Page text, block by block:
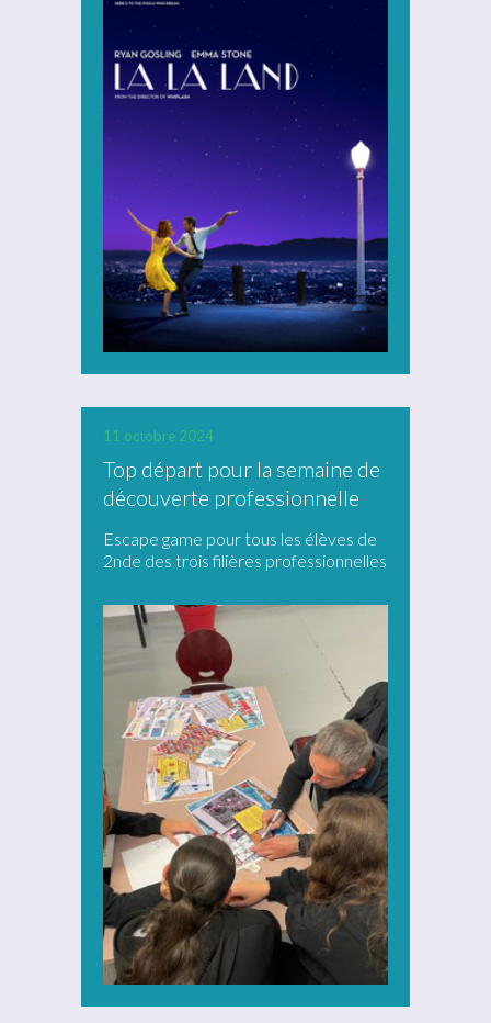
11 octobre 2024
Top départ pour la semaine de
découverte professionnelle
Escape game pour tous les élèves de
2nde des trois filières professionnelles